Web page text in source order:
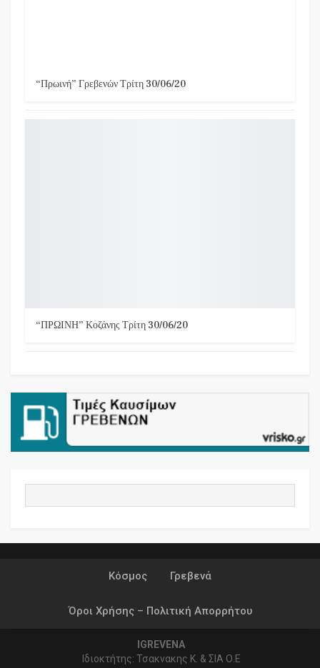
“Πρωινή” Γρεβενών Τρίτη 30/06/20
“ΠΡΩΙΝΗ” Κοζάνης Τρίτη 30/06/20
Κόσμος Γρεβενά
Όροι Χρήσης – Πολιτική Απορρήτου
IGREVENA
Ιδιοκτήτης: Τσακνακης Κ. & ΣΙΑ Ο.Ε